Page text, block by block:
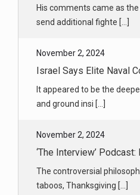
Israel Says Elite Naval
and ground insi [...]
‘The Interview’ Podcast:
taboos, Thanksgiving [...]
Running the New York